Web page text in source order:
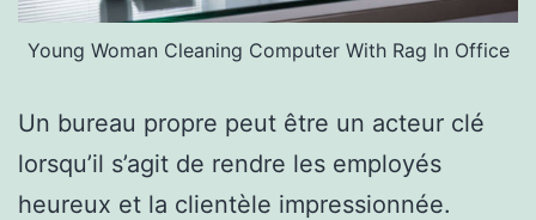
Young Woman Cleaning Computer With Rag In Office
Un bureau propre peut être un acteur clé
lorsqu’il s’agit de rendre les employés
heureux et la clientèle impressionnée.